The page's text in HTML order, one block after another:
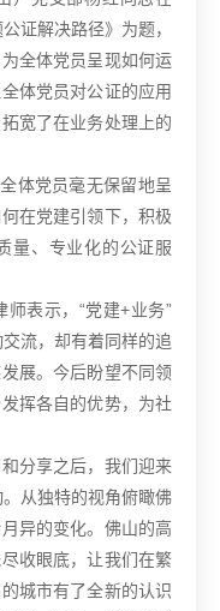
证解决路径》为题，
全体党员呈现如何运
体党员对公证的应用
宽了在业务处理上的
体党员毫无保留地呈
在党建引领下，积极
量、专业化的公证服
表示，“党建+业务”
流，却有着同样的追
展。今后盼望不同领
挥各自的优势，为社
分享之后，我们迎来
从独特的视角俯瞰佛
异的变化。佛山的高
收眼底，让我们在繁
城市有了全新的认识